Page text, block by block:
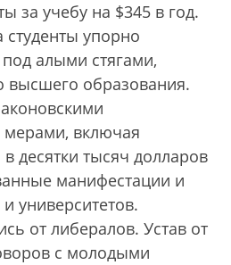
за учебу на $345 в год.
студенты упорно
алыми стягами,
высшего образования.
включая
десятки тысяч долларов
манифестации и
университетов.
от либералов. Устав от
с молодыми